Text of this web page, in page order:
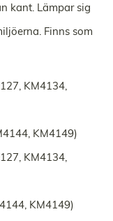
kant. Lämpar sig
Finns som
KM4134,
KM4149)
KM4134,
KM4149)